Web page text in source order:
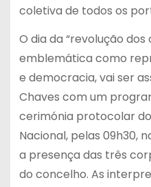
coletiva de todos os
O dia da “revolução
emblemática como
e democracia, vai ser
Chaves com um
cerimónia protocolar
Nacional, pelas 09h30,
a presença das três
do concelho. As